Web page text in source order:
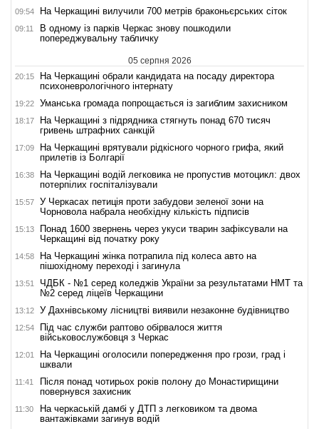
09:54 На Черкащині вилучили 700 метрів браконьєрських сіток
09:11
В одному із парків Черкас знову пошкодили
попереджувальну табличку
05 серпня 2026
20:15
На Черкащині обрали кандидата на посаду директора
психоневрологічного інтернату
19:22 Уманська громада попрощається із загиблим захисником
18:17
На Черкащині з підрядника стягнуть понад 670 тисяч
гривень штрафних санкцій
17:09
На Черкащині врятували рідкісного чорного грифа, який
прилетів із Болгарії
16:38
На Черкащині водій легковика не пропустив мотоцикл: двох
потерпілих госпіталізували
15:57
У Черкасах петиція проти забудови зеленої зони на
Чорновола набрала необхідну кількість підписів
15:13
Понад 1600 звернень через укуси тварин зафіксували на
Черкащині від початку року
14:58
На Черкащині жінка потрапила під колеса авто на
пішохідному переході і загинула
13:51
ЧДБК - №1 серед коледжів України за результатами НМТ та
№2 серед ліцеїв Черкащини
13:12 У Дахнівському лісництві виявили незаконне будівництво
12:54
Під час служби раптово обірвалося життя
військовослужбовця з Черкас
12:01
На Черкащині оголосили попередження про грози, град і
шквали
11:41
Після понад чотирьох років полону до Монастирищини
повернувся захисник
11:30
На черкаській дамбі у ДТП з легковиком та двома
вантажівками загинув водій